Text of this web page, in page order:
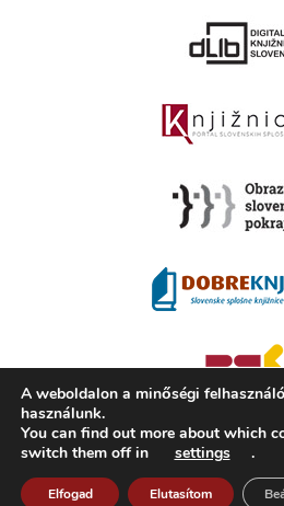
2008 - 2026 ©KAMRA,
A Kamra ismertetése Használati
A weboldalon a minőségi
használunk.
You can find out more about which
switch them off in
settings .
Elfogad Elutasítom